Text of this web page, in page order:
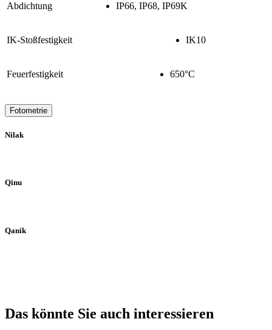
Abdichtung IP66, IP68, IP69K
IK-Stoßfestigkeit IK10
Feuerfestigkeit 650°C
Fotometrie
Nilak
Qinu
Qanik
Das könnte Sie auch interessieren